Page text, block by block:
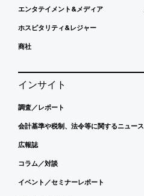
エンタテイメント&メディア
ホスピタリティ&レジャー
商社
インサイト
調査／レポート
会計基準や税制、法令等に関するニュース
広報誌
コラム／対談
イベント／セミナーレポート